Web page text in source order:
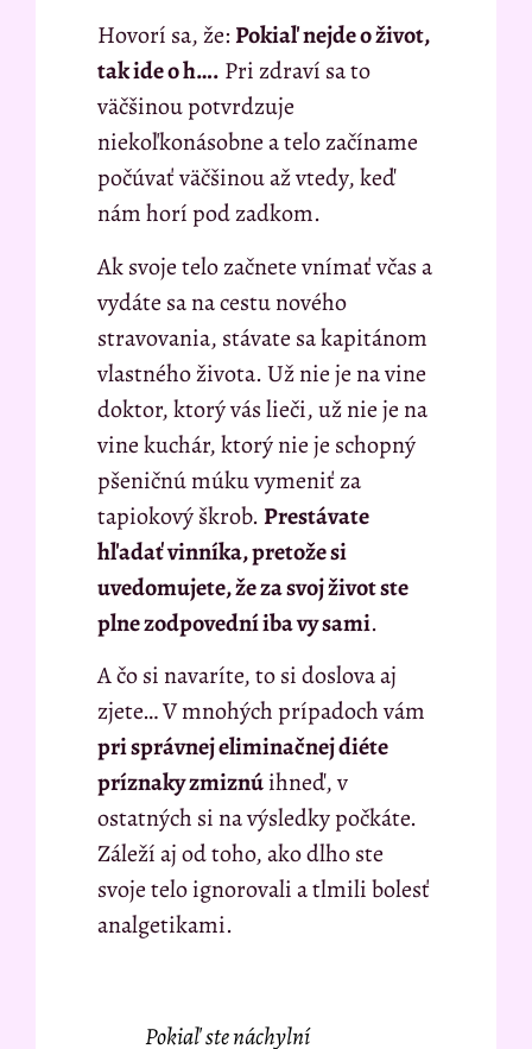
Hovorí sa, že:Pokiaľ nejde o život,
tak ide o h…. Pri zdraví sa to
väčšinou potvrdzuje
niekoľkonásobne a telo začíname
počúvať väčšinou až vtedy, keď
nám horí pod zadkom.
Ak svoje telo začnete vnímať včas a
vydáte sa na cestu nového
stravovania, stávate sa kapitánom
vlastného života. Už nie je na vine
doktor, ktorý vás lieči, už nie je na
vine kuchár, ktorý nie je schopný
pšeničnú múku vymeniť za
tapiokový škrob.Prestávate
hľadať vinníka, pretože si
uvedomujete, že za svoj život ste
plne zodpovední iba vy sami.
A čo si navaríte, to si doslova aj
zjete… V mnohých prípadoch vám
pri správnej eliminačnej diéte
príznaky zmiznúihneď, v
ostatných si na výsledky počkáte.
Záleží aj od toho, ako dlho ste
svoje telo ignorovali a tlmili bolesť
analgetikami.
Pokiaľ ste náchylní